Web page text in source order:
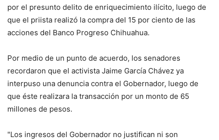
por el presunto delito de enriquecimiento ilícito, luego de
que el priista realizó la compra del 15 por ciento de las
acciones del Banco Progreso Chihuahua.
Por medio de un punto de acuerdo, los senadores
recordaron que el activista Jaime García Chávez ya
interpuso una denuncia contra el Gobernador, luego de
que éste realizara la transacción por un monto de 65
millones de pesos.
"Los ingresos del Gobernador no justifican ni son